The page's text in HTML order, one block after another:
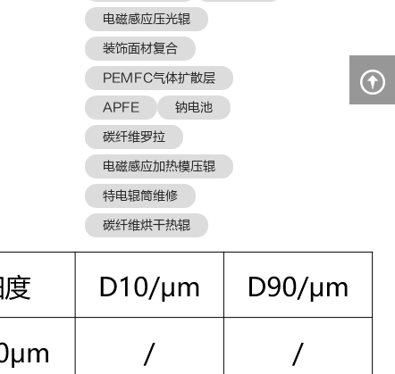
电磁感应压光辊
装饰面材复合
PEMFC气体扩散层
APFE
钠电池
碳纤维罗拉
电磁感应加热模压辊
特电辊筒维修
碳纤维烘干热辊